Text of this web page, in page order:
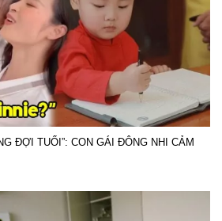
ĐỢI TUỔI”: CON GÁI ĐÔNG NHI CẢM